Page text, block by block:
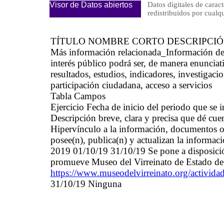
Visor de Datos abiertos
Datos digitales de
redistribuidos por
TÍTULO NOMBRE CORTO
Más información relacionada_Información
interés público podrá ser, de manera
resultados, estudios, indicadores,
participación ciudadana, acceso a servicios
Tabla Campos
Ejercicio Fecha de inicio del periodo que se
Descripción breve, clara y precisa que dé
Hipervínculo a la información, documentos
posee(n), publica(n) y actualizan la
2019 01/10/19 31/10/19 Se pone a
promueve Museo del Virreinato de Estado
https://www.museodelvirreinato.org/
31/10/19 Ninguna